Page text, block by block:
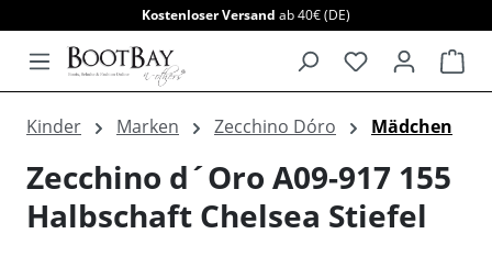
Kostenloser Versand ab 40€ (DE)
Kinder Marken Zecchino Dóro Mädchen
Zecchino d´Oro A09-917 155
Halbschaft Chelsea Stiefel